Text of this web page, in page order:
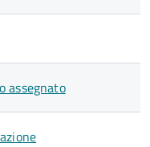
assegnato